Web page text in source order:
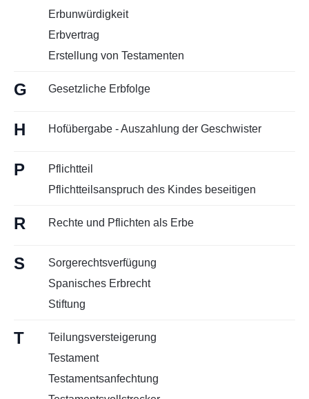
Erbunwürdigkeit
Erbvertrag
Erstellung von Testamenten
G Gesetzliche Erbfolge
H Hofübergabe - Auszahlung der Geschwister
P
Pflichtteil
Pflichtteilsanspruch des Kindes beseitigen
R Rechte und Pflichten als Erbe
S
Sorgerechtsverfügung
Spanisches Erbrecht
Stiftung
T
Teilungsversteigerung
Testament
Testamentsanfechtung